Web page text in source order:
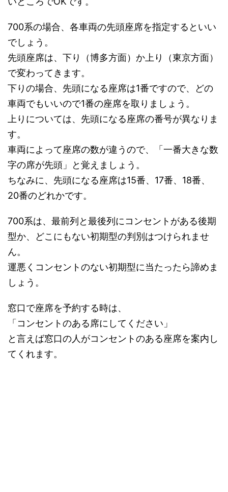
700系の場合、各車両の先頭座席を指定するといい
でしょう。
先頭座席は、下り（博多方面）か上り（東京方面）
で変わってきます。
下りの場合、先頭になる座席は1番ですので、どの
車両でもいいので1番の座席を取りましょう。
上りについては、先頭になる座席の番号が異なりま
す。
車両によって座席の数が違うので、「一番大きな数
字の席が先頭」と覚えましょう。
ちなみに、先頭になる座席は15番、17番、18番、
20番のどれかです。
700系は、最前列と最後列にコンセントがある後期
型か、どこにもない初期型の判別はつけられませ
ん。
運悪くコンセントのない初期型に当たったら諦めま
しょう。
窓口で座席を予約する時は、
「コンセントのある席にしてください」
と言えば窓口の人がコンセントのある座席を案内し
てくれます。